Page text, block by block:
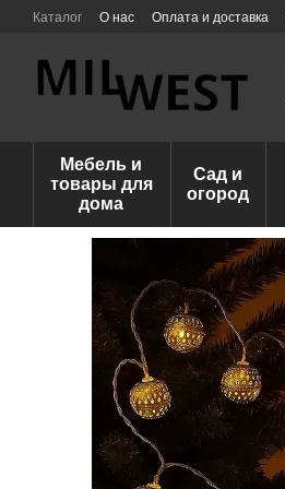
Перейти к основному контенту
Каталог О нас Оплата и доставка
Мебель и
товары для
дома
Сад и
огород